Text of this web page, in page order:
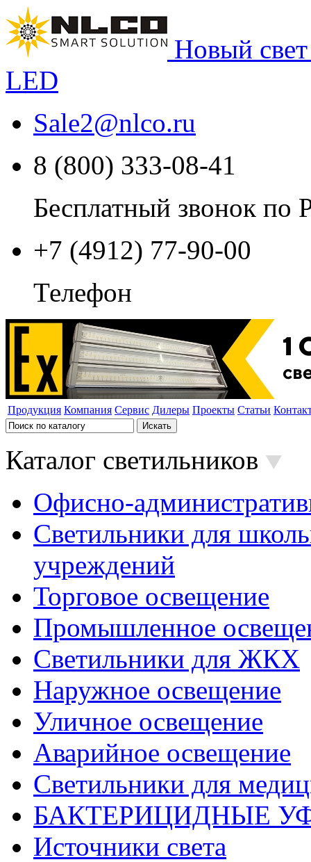
Новый
LED
Sale2@nlco.ru
8 (800) 333-08-41
Бесплатный звонок по
+7 (4912) 77-90-00
Телефон
Продукция Компания Сервис Дилеры Проекты Статьи
Каталог светильников
Офисно-
Светильники для
учреждений
Торговое освещение
Промышленное
Светильники для ЖКХ
Наружное освещение
Уличное освещение
Аварийное освещение
Светильники для
БАКТЕРИЦИДНЫЕ
Источники света